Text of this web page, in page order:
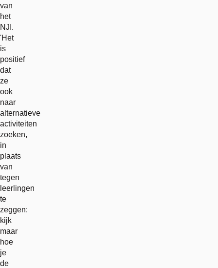
van
het
NJI.
'Het
is
positief
dat
ze
ook
naar
alternatieve
activiteiten
zoeken,
in
plaats
van
tegen
leerlingen
te
zeggen:
kijk
maar
hoe
je
de